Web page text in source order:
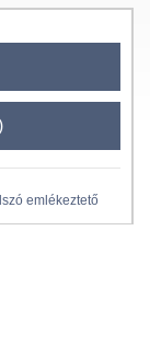
emlékeztető